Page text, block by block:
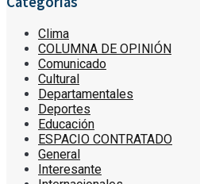
Clima
COLUMNA DE OPINIÓN
Comunicado
Cultural
Departamentales
Deportes
Educación
ESPACIO CONTRATADO
General
Interesante